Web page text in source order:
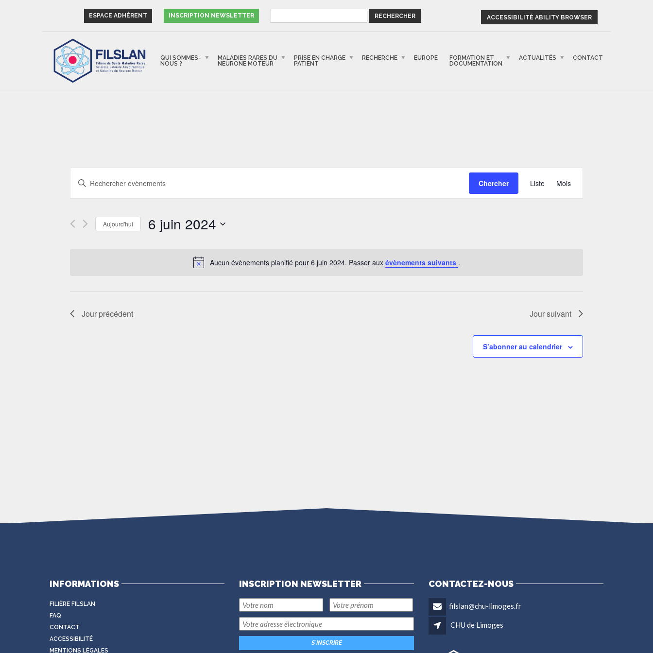
ESPACE ADHÉRENT INSCRIPTION NEWSLETTER ACCESSIBILITÉ ABILITY BROWSER
QUI SOMMES-
NOUS ?
MALADIES RARES DU
NEURONE MOTEUR
PRISE EN CHARGE
PATIENT
RECHERCHE EUROPE
FORMATION ET
DOCUMENTATION
ACTUALITÉS CONTACT
Aucun évènements planifié pour 6 juin 2024. Passer aux évènements suivants .
ET
NAVIGATION
DE
VUES
Saisir
mot-
clé.
Évènements
Chercher
DE
VUES
Liste Mois
Aujourd'hui 6 juin 2024
Jour précédent Jour suivant
S’abonner au calendrier
INFORMATIONS
FILIÈRE FILSLAN
FAQ
CONTACT
ACCESSIBILITÉ
MENTIONS LÉGALES
INSCRIPTION NEWSLETTER CONTACTEZ-NOUS
filslan@chu-limoges.fr
CHU de Limoges